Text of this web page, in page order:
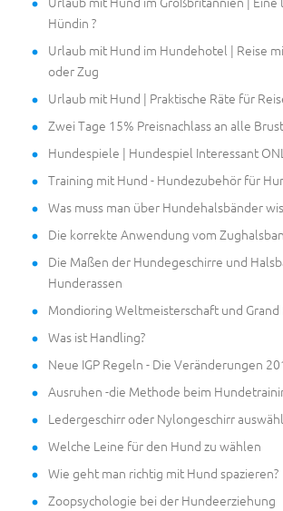
Hündin ?
Urlaub mit Hund im Hundehotel | Reise
oder Zug
Urlaub mit Hund | Praktische Räte für
Zwei Tage 15% Preisnachlass an alle
Hundespiele | Hundespiel Interessant
Training mit Hund - Hundezubehör für
Was muss man über Hundehalsbänder
Die korrekte Anwendung vom
Die Maßen der Hundegeschirre und
Hunderassen
Mondioring Weltmeisterschaft und Grand
Was ist Handling?
Neue IGP Regeln - Die Veränderungen
Ausruhen -die Methode beim
Ledergeschirr oder Nylongeschirr
Welche Leine für den Hund zu wählen
Wie geht man richtig mit Hund spazieren?
Zoopsychologie bei der Hundeerziehung